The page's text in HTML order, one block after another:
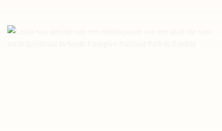
honden in South Luangwa